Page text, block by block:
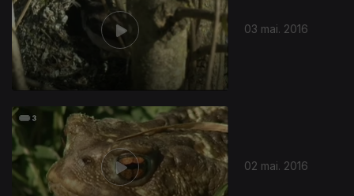
03 mai. 2016
02 mai. 2016